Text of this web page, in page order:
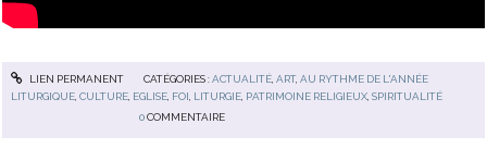
LIEN PERMANENT CATÉGORIES :ACTUALITÉ, ART, AU RYTHME DE L'ANNÉE
LITURGIQUE,CULTURE, EGLISE, FOI, LITURGIE, PATRIMOINE RELIGIEUX,SPIRITUALITÉ
0 COMMENTAIRE